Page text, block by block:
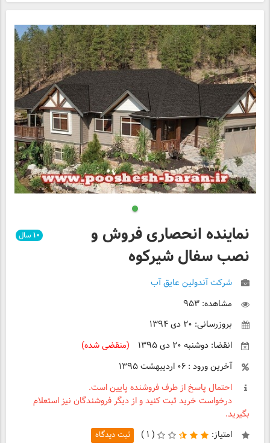
نماینده انحصاری فروش و
نصب سفال شیرکوه
شرکت آندولین عایق آب
مشاهده: ۹۵۳
بروزرسانی: ۲۰ دی ۱۳۹۴
انقضا: دوشنبه ۲۰ دی ۱۳۹۵
(منقضی شده)
آخرین ورود : ۰۶ اردیبهشت ۱۳۹۵
احتمال پاسخ از طرف فروشنده پایین است.
درخواست خرید ثبت کنید و از دیگر فروشندگان نیز استعلام
بگیرید.
امتیاز:
( ۱ ) ثبت دیدگاه
۱۰ سال